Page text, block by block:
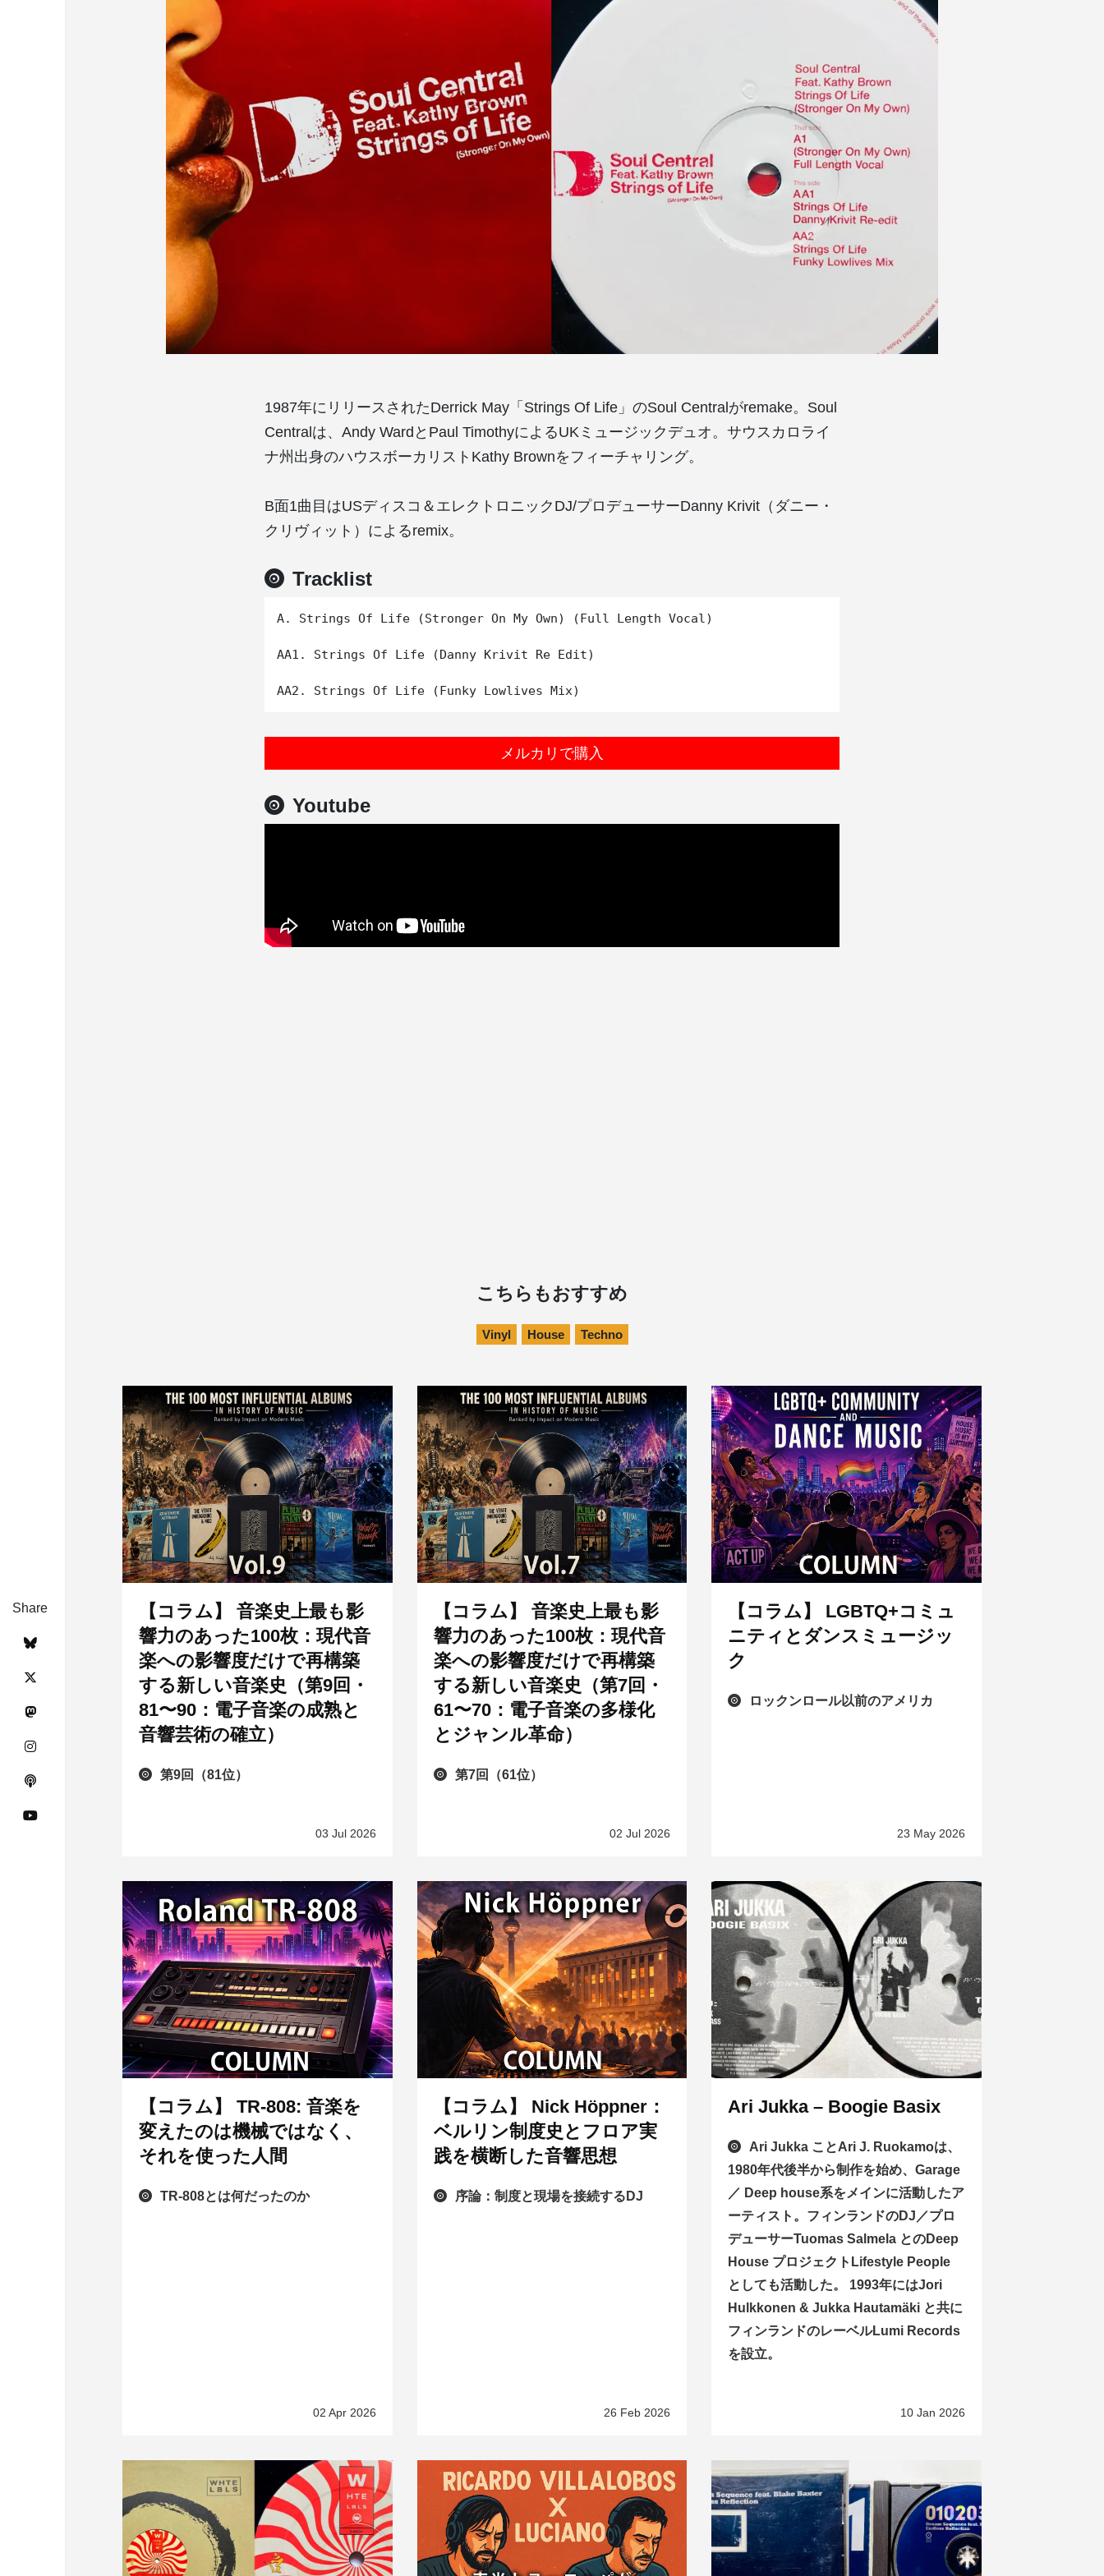
1987年にリリースされたDerrick May「Strings Of Life」のSoul Centralがremake。Soul
Centralは、Andy WardとPaul TimothyによるUKミュージックデュオ。サウスカロライ
ナ州出身のハウスボーカリストKathy Brownをフィーチャリング。
B面1曲目はUSディスコ＆エレクトロニックDJ/プロデューサーDanny Krivit（ダニー・
クリヴィット）によるremix。
Tracklist
A. Strings Of Life (Stronger On My Own) (Full Length Vocal)
AA1. Strings Of Life (Danny Krivit Re Edit)
メルカリで購入
Youtube
Share
こちらもおすすめ
Vinyl House Techno
【コラム】 音楽史上最も影
響力のあった100枚：現代音
楽への影響度だけで再構築
する新しい音楽史（第9回・
81〜90：電子音楽の成熟と
音響芸術の確立）
第9回（81位）
03 Jul 2026
【コラム】 音楽史上最も影
響力のあった100枚：現代音
楽への影響度だけで再構築
する新しい音楽史（第7回・
61〜70：電子音楽の多様化
とジャンル革命）
第7回（61位）
02 Jul 2026
【コラム】 LGBTQ+コミュ
ニティとダンスミュージッ
ク
ロックンロール以前のアメリカ
23 May 2026
【コラム】 TR-808: 音楽を
変えたのは機械ではなく、
それを使った人間
TR-808とは何だったのか
02 Apr 2026
【コラム】 Nick Höppner：
ベルリン制度史とフロア実
践を横断した音響思想
序論：制度と現場を接続するDJ
26 Feb 2026
Ari Jukka – Boogie Basix
Ari Jukka ことAri J. Ruokamoは、
1980年代後半から制作を始め、Garage
／ Deep house系をメインに活動したア
ーティスト。フィンランドのDJ／プロ
デューサーTuomas Salmela とのDeep
House プロジェクトLifestyle People
としても活動した。 1993年にはJori
Hulkkonen & Jukka Hautamäki と共に
フィンランドのレーベルLumi Records
を設立。
10 Jan 2026